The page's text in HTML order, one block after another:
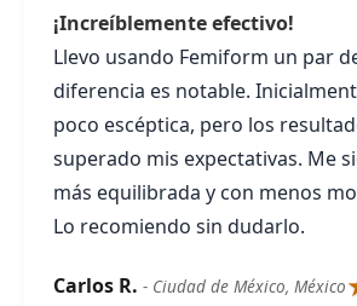
¡Increíblemente efectivo!
Llevo usando Femiform un par
diferencia es notable.
poco escéptica, pero los
superado mis expectativas. Me
más equilibrada y con menos
Lo recomiendo sin dudarlo.
Carlos R. - Ciudad de México, México